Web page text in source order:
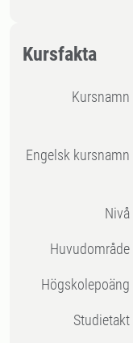
Kursfakta
Kursnamn
Engelsk kursnamn
Nivå
Huvudområde
högskolepoäng
Studietakt